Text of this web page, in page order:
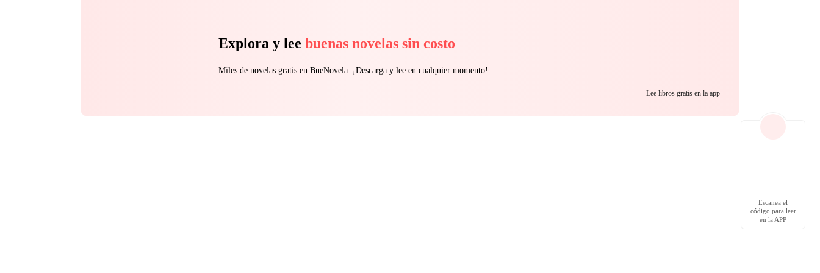
Explora y lee buenas novelas sin costo
Miles de novelas gratis en BueNovela. ¡Descarga y lee en cualquier momento!
Lee libros gratis en la app
Escanea el
código para leer
en la APP